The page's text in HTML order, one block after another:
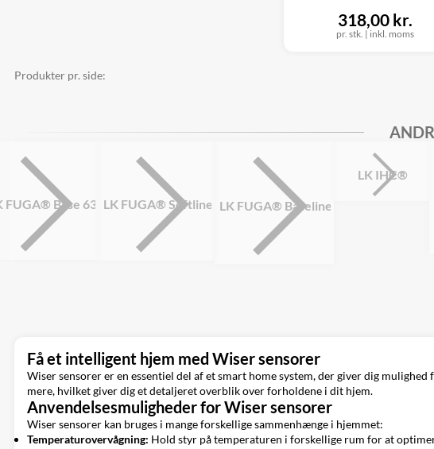
pr. stk. | inkl. moms
318,00 kr.
Produkter pr. side:
FUGA® Base 63 LK FUGA® Softline LK FUGA® Baseline
LK IHC®
Få et intelligent hjem med Wiser sensorer
Wiser sensorer er en essentiel del af et smart home system, der giver dig
mere, hvilket giver dig et detaljeret overblik over forholdene i dit hjem.
Anvendelsesmuligheder for Wiser sensorer
Wiser sensorer kan bruges i mange forskellige sammenhænge i hjemmet:
Temperaturovervågning: Hold styr på temperaturen i forskellige rum for at